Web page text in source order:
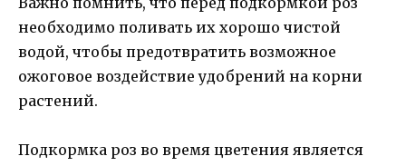
необходимо поливать их хорошо чистой
водой, чтобы предотвратить возможное
ожоговое воздействие удобрений на корни
растений.
Подкормка роз во время цветения является